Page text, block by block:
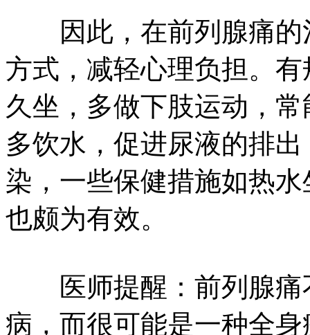
因此，在前列腺痛的
方式，减轻心理负担。
久坐，多做下肢运动，
多饮水，促进尿液的排
染，一些保健措施如热
也颇为有效。
医师提醒：前列腺痛
病，而很可能是一种全